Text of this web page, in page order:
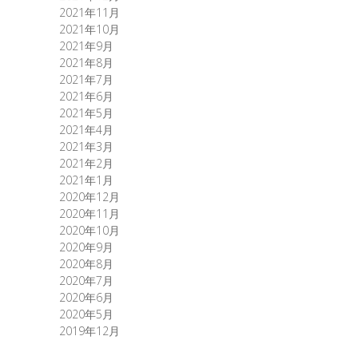
2021年11月
2021年10月
2021年9月
2021年8月
2021年7月
2021年6月
2021年5月
2021年4月
2021年3月
2021年2月
2021年1月
2020年12月
2020年11月
2020年10月
2020年9月
2020年8月
2020年7月
2020年6月
2020年5月
2019年12月